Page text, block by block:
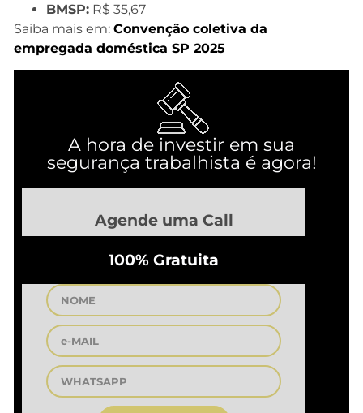
BMSP: R$ 35,67
Saiba mais em: Convenção coletiva da
empregada doméstica SP 2025
A hora de investir em sua
segurança trabalhista é agora!
Agende uma Call
100% Gratuita